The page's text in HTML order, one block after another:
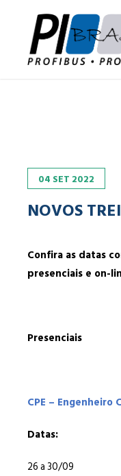
04 SET 2022
NOVOS
Confira as datas
presenciais e on-
Presenciais
CPE – Engenheiro
Datas:
26 a 30/09